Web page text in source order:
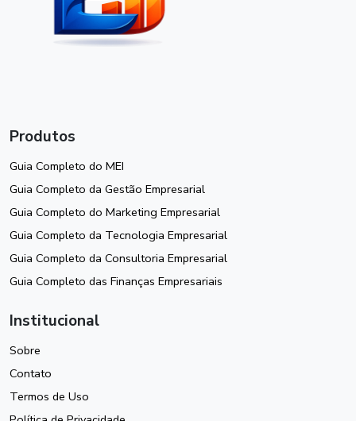
Produtos
Guia Completo do MEI
Guia Completo da Gestão Empresarial
Guia Completo do Marketing Empresarial
Guia Completo da Tecnologia Empresarial
Guia Completo da Consultoria Empresarial
Guia Completo das Finanças Empresariais
Institucional
Sobre
Contato
Termos de Uso